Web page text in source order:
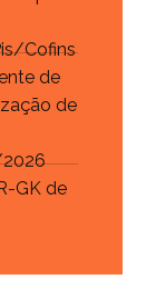
Cofins
de
de
GK de